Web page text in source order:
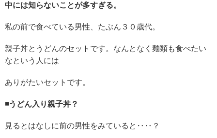
中には知らないことが多すぎる。
私の前で食べている男性、たぶん３０歳代。
親子丼とうどんのセットです。なんとなく麺類も食べたい
なという人には
ありがたいセットです。
◾️うどん入り親子丼？
見るとはなしに前の男性をみていると‥‥？